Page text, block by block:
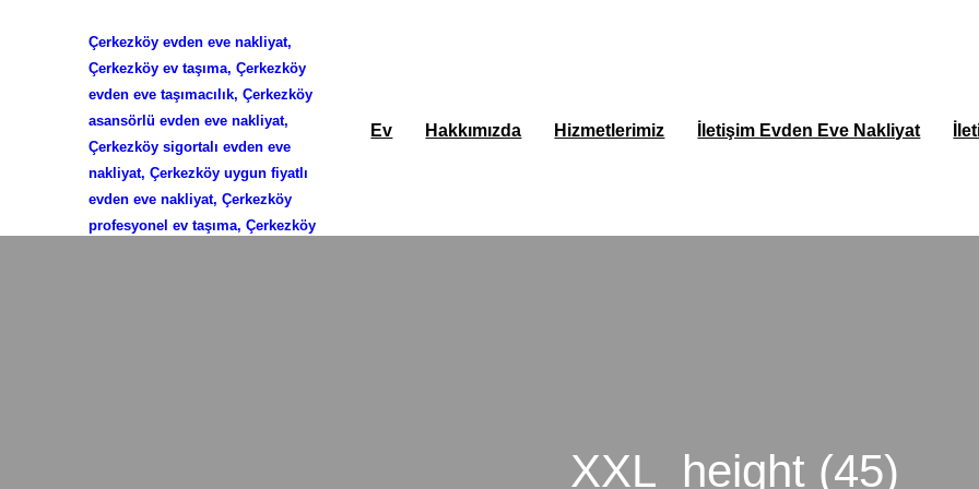
İçeriğeÇerkezköy evden eve nakliyat,
Çerkezköy ev taşıma, Çerkezköy
evden eve taşımacılık, Çerkezköy
asansörlü evden eve nakliyat,
Çerkezköy sigortalı evden eve
nakliyat, Çerkezköy uygun fiyatlı
evden eve nakliyat, Çerkezköy
profesyonel ev taşıma, Çerkezköy
Ev Hakkımızda Hizmetlerimiz İletişim Evden Eve Nakliyat
XXL_height (45)